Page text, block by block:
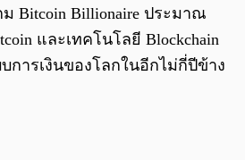
ม Bitcoin Billionaire ประมาณ
และเทคโนโลยี Blockchain
การเงินของโลกในอีกไม่กี่ปีข้าง